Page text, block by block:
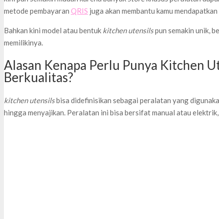
metode pembayaran QRIS juga akan membantu kamu
Bahkan kini model atau bentuk kitchen utensilspun semakin unik,
memilikinya.
Alasan Kenapa Perlu Punya Kitchen
Berkualitas?
kitchen utensilsbisa didefinisikan sebagai peralatan yang
hingga menyajikan. Peralatan ini bisa bersifat manual atau